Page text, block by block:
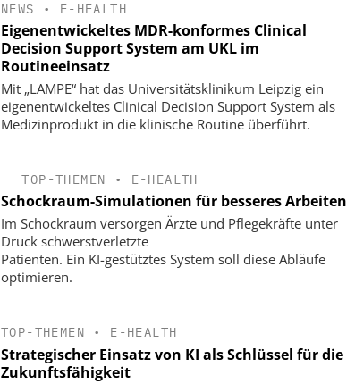
NEWS • E-HEALTH
Eigenentwickeltes MDR-konformes Clinical
Decision Support System am UKL im
Routineeinsatz
Mit „LAMPE“ hat das Universitätsklinikum Leipzig ein
eigenentwickeltes Clinical Decision Support System als
Medizinprodukt in die klinische Routine überführt.
TOP-THEMEN • E-HEALTH
Schockraum-Simulationen für besseres Arbeiten
Im Schockraum versorgen Ärzte und Pflegekräfte unter
Druck schwerstverletzte
Patienten. Ein KI-gestütztes System soll diese Abläufe
optimieren.
TOP-THEMEN • E-HEALTH
Strategischer Einsatz von KI als Schlüssel für die
Zukunftsfähigkeit